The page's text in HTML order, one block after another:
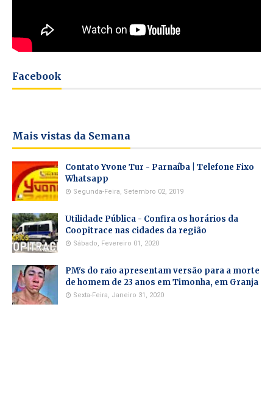
Facebook
Mais vistas da Semana
Contato Yvone Tur - Parnaíba | Telefone Fixo
Whatsapp
Segunda-Feira, Setembro 02, 2019
Utilidade Pública - Confira os horários da
Coopitrace nas cidades da região
Sábado, Fevereiro 01, 2020
PM's do raio apresentam versão para a morte
de homem de 23 anos em Timonha, em Granja
Sexta-Feira, Janeiro 31, 2020